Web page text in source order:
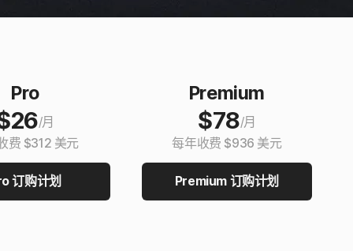
Pro
26/月
费 $312 美元
订购计划
Premium
$78/月
每年收费 $936 美元
Premium 订购计划